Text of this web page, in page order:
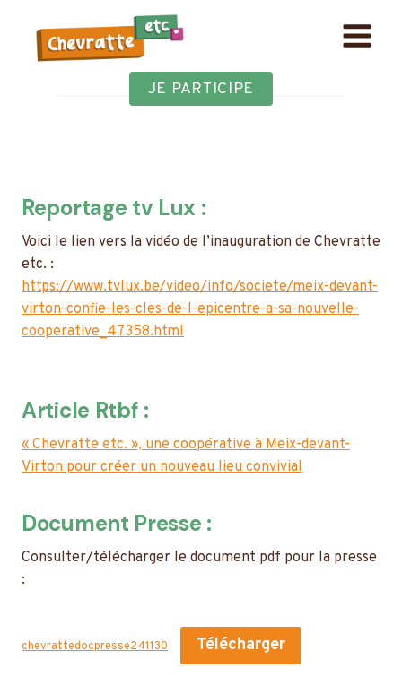
contenu
JE PARTICIPE
Reportage tv Lux :
Voici le lien vers la vidéo de l’inauguration de Chevratte
etc. :
https://www.tvlux.be/video/info/societe/meix-devant-
virton-confie-les-cles-de-l-epicentre-a-sa-nouvelle-
cooperative_47358.html
Article Rtbf :
« Chevratte etc. », une coopérative à Meix-devant-
Virton pour créer un nouveau lieu convivial
Document Presse :
Consulter/télécharger le document pdf pour la presse
:
chevrattedocpresse241130 Télécharger